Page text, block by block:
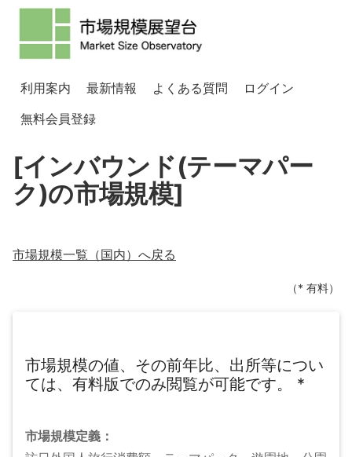
利用案内 最新情報 よくある質問
ログイン
無料会員登録
[インバウンド(テーマパー
ク)の市場規模]
市場規模一覧（国内）へ戻る
（* 有料）
市場規模の値、その前年比、出所等につい
ては、有料版でのみ閲覧が可能です。
*
市場規模定義：